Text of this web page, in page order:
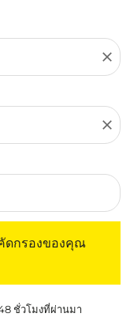
close
close
ดกรองของคุณ
ชั่วโมงที่ผ่านมา